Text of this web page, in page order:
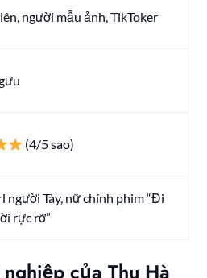
người mẫu ảnh, TikToker
(4/5 sao)
người Tày, nữ chính phim “Đi
rực rỡ”
của Thu Hà